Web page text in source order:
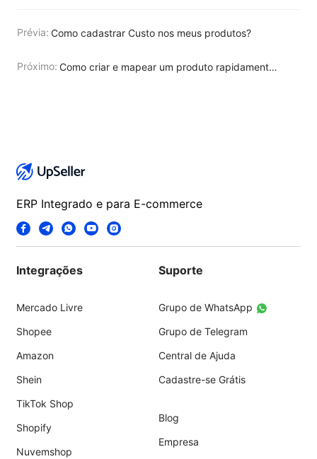
Prévia: Como cadastrar Custo nos meus produtos?
Próximo: Como criar e mapear um produto rapidamente quando o SKU não foi preenchido?
ERP Integrado e para E-commerce
Integrações
Mercado Livre
Shopee
Amazon
Shein
TikTok Shop
Shopify
Nuvemshop
Suporte
Grupo de WhatsApp
Grupo de Telegram
Central de Ajuda
Cadastre-se Grátis
Blog
Empresa